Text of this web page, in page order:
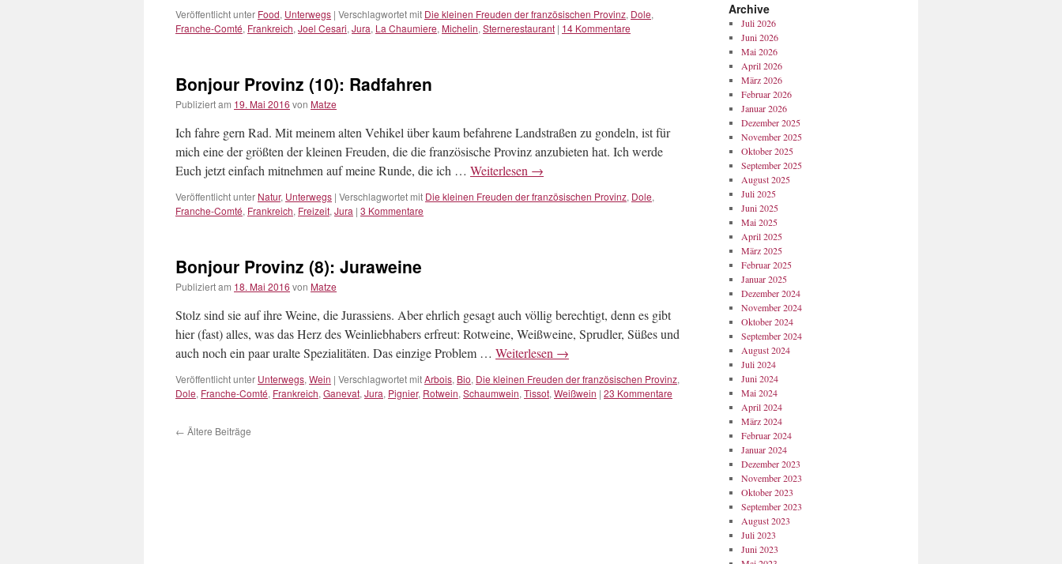
Veröffentlicht unter Food, Unterwegs | Verschlagwortet mit Die kleinen Freuden der französischen Provinz, Dole,
Franche-Comté, Frankreich, Joel Cesari, Jura, La Chaumiere, Michelin, Sternerestaurant | 14 Kommentare
Bonjour Provinz (10): Radfahren
Publiziert am 19. Mai 2016 von Matze
Ich fahre gern Rad. Mit meinem alten Vehikel über kaum befahrene Landstraßen zu gondeln, ist für
mich eine der größten der kleinen Freuden, die die französische Provinz anzubieten hat. Ich werde
Euch jetzt einfach mitnehmen auf meine Runde, die ich … Weiterlesen →
Veröffentlicht unter Natur, Unterwegs | Verschlagwortet mit Die kleinen Freuden der französischen Provinz, Dole,
Franche-Comté, Frankreich, Freizeit, Jura | 3 Kommentare
Bonjour Provinz (8): Juraweine
Publiziert am 18. Mai 2016 von Matze
Stolz sind sie auf ihre Weine, die Jurassiens. Aber ehrlich gesagt auch völlig berechtigt, denn es gibt
hier (fast) alles, was das Herz des Weinliebhabers erfreut: Rotweine, Weißweine, Sprudler, Süßes und
auch noch ein paar uralte Spezialitäten. Das einzige Problem … Weiterlesen →
Veröffentlicht unter Unterwegs, Wein | Verschlagwortet mitArbois, Bio, Die kleinen Freuden der französischen Provinz,
Dole, Franche-Comté, Frankreich, Ganevat, Jura, Pignier, Rotwein, Schaumwein, Tissot, Weißwein | 23 Kommentare
← Ältere Beiträge
Archive
Juli 2026
Juni 2026
Mai 2026
April 2026
März 2026
Februar 2026
Januar 2026
Dezember 2025
November 2025
Oktober 2025
September 2025
August 2025
Juli 2025
Juni 2025
Mai 2025
April 2025
März 2025
Februar 2025
Januar 2025
Dezember 2024
November 2024
Oktober 2024
September 2024
August 2024
Juli 2024
Juni 2024
Mai 2024
April 2024
März 2024
Februar 2024
Januar 2024
Dezember 2023
November 2023
Oktober 2023
September 2023
August 2023
Juli 2023
Juni 2023